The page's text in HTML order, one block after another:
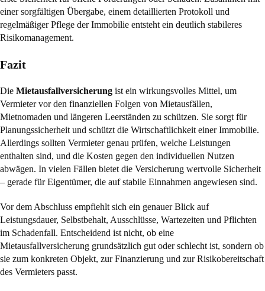
einer sorgfältigen Übergabe, einem detaillierten Protokoll und
regelmäßiger Pflege der Immobilie entsteht ein deutlich stabileres
Risikomanagement.
Fazit
Die Mietausfallversicherung ist ein wirkungsvolles Mittel, um
Vermieter vor den finanziellen Folgen von Mietausfällen,
Mietnomaden und längeren Leerständen zu schützen. Sie sorgt für
Planungssicherheit und schützt die Wirtschaftlichkeit einer Immobilie.
Allerdings sollten Vermieter genau prüfen, welche Leistungen
enthalten sind, und die Kosten gegen den individuellen Nutzen
abwägen. In vielen Fällen bietet die Versicherung wertvolle Sicherheit
– gerade für Eigentümer, die auf stabile Einnahmen angewiesen sind.
Vor dem Abschluss empfiehlt sich ein genauer Blick auf
Leistungsdauer, Selbstbehalt, Ausschlüsse, Wartezeiten und Pflichten
im Schadenfall. Entscheidend ist nicht, ob eine
Mietausfallversicherung grundsätzlich gut oder schlecht ist, sondern ob
sie zum konkreten Objekt, zur Finanzierung und zur Risikobereitschaft
des Vermieters passt.